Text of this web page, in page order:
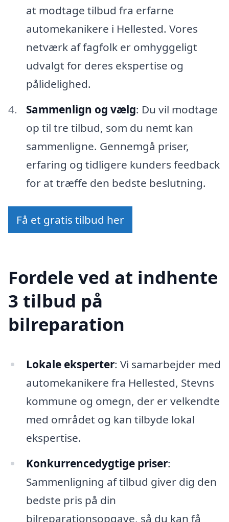
at modtage tilbud fra erfarne
automekanikere i Hellested. Vores
netværk af fagfolk er omhyggeligt
udvalgt for deres ekspertise og
pålidelighed.
Sammenlign og vælg: Du vil modtage
op til tre tilbud, som du nemt kan
sammenligne. Gennemgå priser,
erfaring og tidligere kunders feedback
for at træffe den bedste beslutning.
Få et gratis tilbud her
Fordele ved at indhente
3 tilbud på
bilreparation
Lokale eksperter: Vi samarbejder med
automekanikere fra Hellested, Stevns
kommune og omegn, der er velkendte
med området og kan tilbyde lokal
ekspertise.
Konkurrencedygtige priser:
Sammenligning af tilbud giver dig den
bedste pris på din
bilreparationsopgave, så du kan få